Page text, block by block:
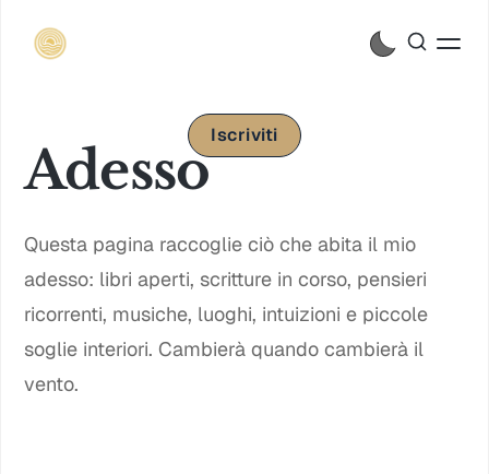
Iscriviti
Adesso
Questa pagina raccoglie ciò che abita il mio
adesso: libri aperti, scritture in corso, pensieri
ricorrenti, musiche, luoghi, intuizioni e piccole
soglie interiori. Cambierà quando cambierà il
vento.